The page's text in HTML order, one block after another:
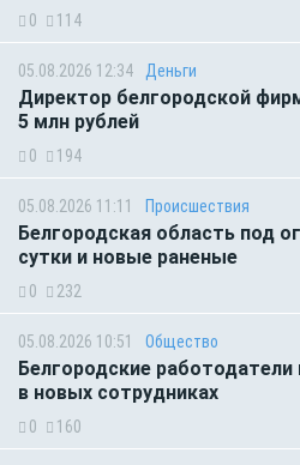
0 114
05.08.2026 12:34 Деньги
Директор белгородской
5 млн рублей
0 194
05.08.2026 11:11 Происшествия
Белгородская область под
сутки и новые раненые
0 232
05.08.2026 10:51 Общество
Белгородские
в новых сотрудниках
0 160